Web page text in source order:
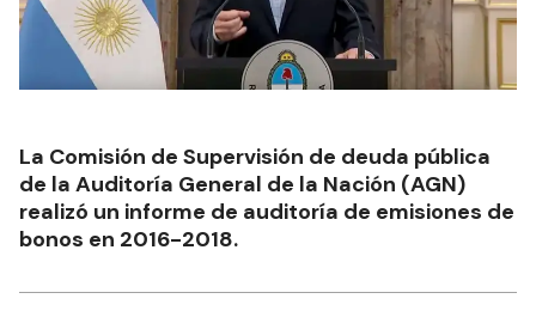
La Comisión de Supervisión de deuda pública
de la Auditoría General de la Nación (AGN)
realizó un informe de auditoría de emisiones de
bonos en 2016-2018.